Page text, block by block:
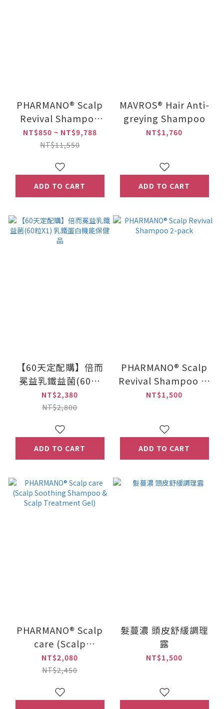
PHARMANO® Scalp
Revival Shampoo
(300ml)/PHARMANO®
Hair Nursing Serum
NT$850 ~ NT$9,788
NT$11,550
ADD TO CART
MAVROS® Hair Anti-
greying Shampoo
NT$1,760
ADD TO CART
【60天定配購】倍而
冕益乳鐵益菌(60粒
X1) 乳鐵蛋白機能保健
品
NT$2,380
NT$2,800
ADD TO CART
PHARMANO® Scalp
Revival Shampoo 2-
pack
NT$1,500
ADD TO CART
PHARMANO® Scalp
care (Scalp
Soothing Shampoo
& Scalp Treatment
NT$2,080
NT$2,450
髮蔓濃 頭皮舒緩調理
露
NT$1,500